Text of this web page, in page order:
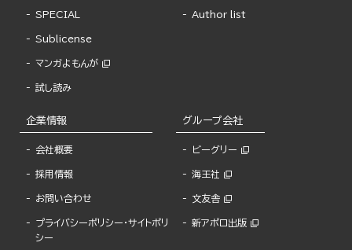
SPECIAL
Sublicense
マンガよもんが
試し読み
Author list
企業情報
会社概要
採用情報
お問い合わせ
プライバシーポリシー・サイトポリ
シー
グループ会社
ビーグリー
海王社
文友舎
新アポロ出版